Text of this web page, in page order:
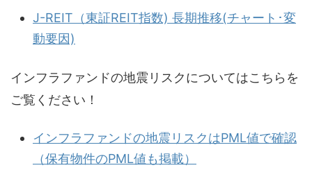
J-REIT（東証REIT指数) 長期推移(チャート･変
動要因)
インフラファンドの地震リスクについてはこちらを
ご覧ください！
インフラファンドの地震リスクはPML値で確認
（保有物件のPML値も掲載）